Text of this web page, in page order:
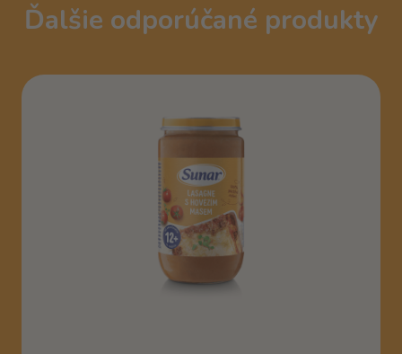
Ďalšie odporúčané produkty